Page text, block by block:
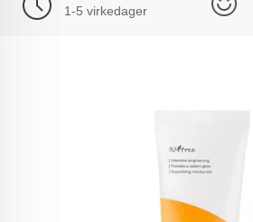
1-5 virkedager